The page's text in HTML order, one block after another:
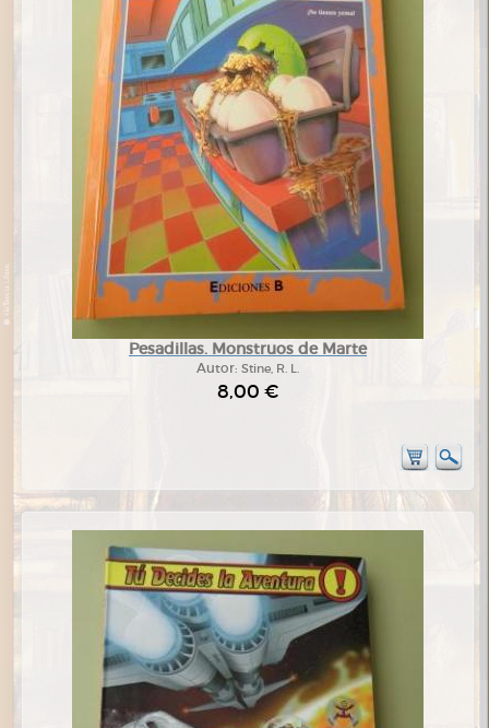
Pesadillas. Monstruos de Marte
Autor: Stine, R. L.
8,00 €